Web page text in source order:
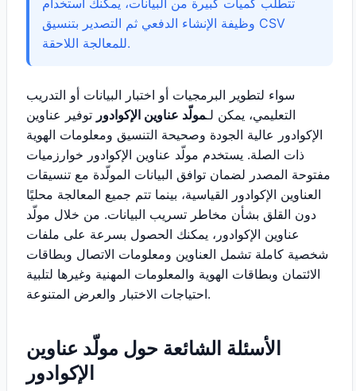
تتطلب كميات كبيرة من البيانات، يمكنك استخدام
وظيفة الإنشاء الدفعي ثم التصدير بتنسيق CSV
للمعالجة اللاحقة.
سواء لتطوير البرمجيات أو اختبار البيانات أو التدريب
التعليمي، يمكن لـمولّد عناوين الإكوادور توفير عناوين
الإكوادور عالية الجودة وصحيحة التنسيق ومعلومات الهوية
ذات الصلة. يستخدم مولّد عناوين الإكوادور خوارزميات
مفتوحة المصدر لضمان توافق البيانات المولّدة مع تنسيقات
العناوين الإكوادور القياسية، بينما تتم جميع المعالجة محليًا
دون القلق بشأن مخاطر تسريب البيانات. من خلال مولّد
عناوين الإكوادور، يمكنك الحصول بسرعة على ملفات
شخصية كاملة تشمل العناوين ومعلومات الاتصال وبطاقات
الائتمان وبطاقات الهوية والمعلومات المهنية وغيرها لتلبية
احتياجات الاختبار والعرض المتنوعة.
الأسئلة الشائعة حول مولّد عناوين
الإكوادور